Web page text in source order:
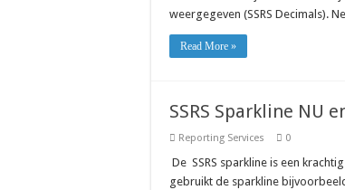
weergegeven (SSRS Decimals).
Read More »
SSRS Sparkline NU
Reporting Services 0
De SSRS sparkline is een
gebruikt de sparkline